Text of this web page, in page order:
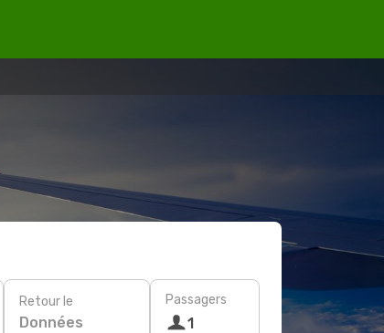
Retour le
Données
Passagers
1